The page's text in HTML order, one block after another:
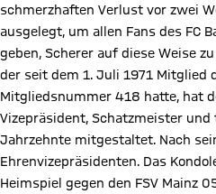
schmerzhaften Verlust vor zwei
ausgelegt, um allen Fans des FC
geben, Scherer auf diese Weise
der seit dem 1. Juli 1971 Mitglied
Mitgliedsnummer 418 hatte, hat
Vizepräsident, Schatzmeister
Jahrzehnte mitgestaltet. Nach
Ehrenvizepräsidenten. Das
Heimspiel gegen den FSV Mainz